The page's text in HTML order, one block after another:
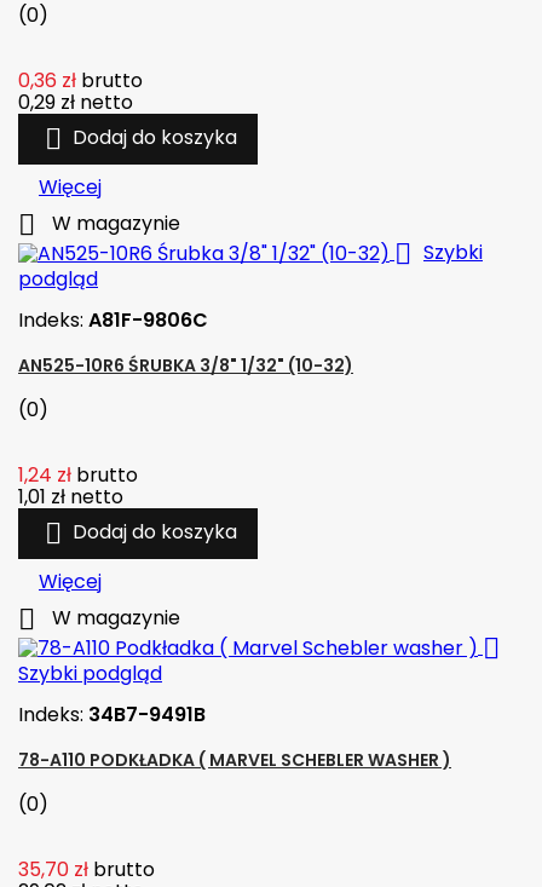
(0)
0,36 zł brutto
0,29 zł netto
 Dodaj do koszyka
Więcej
 W magazynie
 Szybki
podgląd
Indeks: A81F-9806C
AN525-10R6 ŚRUBKA 3/8" 1/32" (10-32)
(0)
1,24 zł brutto
1,01 zł netto
 Dodaj do koszyka
Więcej
 W magazynie

Szybki podgląd
Indeks: 34B7-9491B
78-A110 PODKŁADKA ( MARVEL SCHEBLER WASHER )
(0)
35,70 zł brutto